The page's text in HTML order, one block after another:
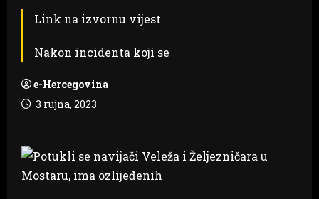
Link na izvornu vijest
Nakon incidenta koji se
e-Hercegovina
3 rujna, 2023